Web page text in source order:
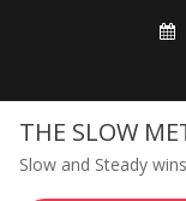
THE SLOW
Slow and Steady